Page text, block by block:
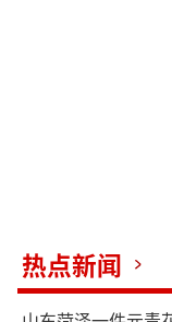
热点新闻